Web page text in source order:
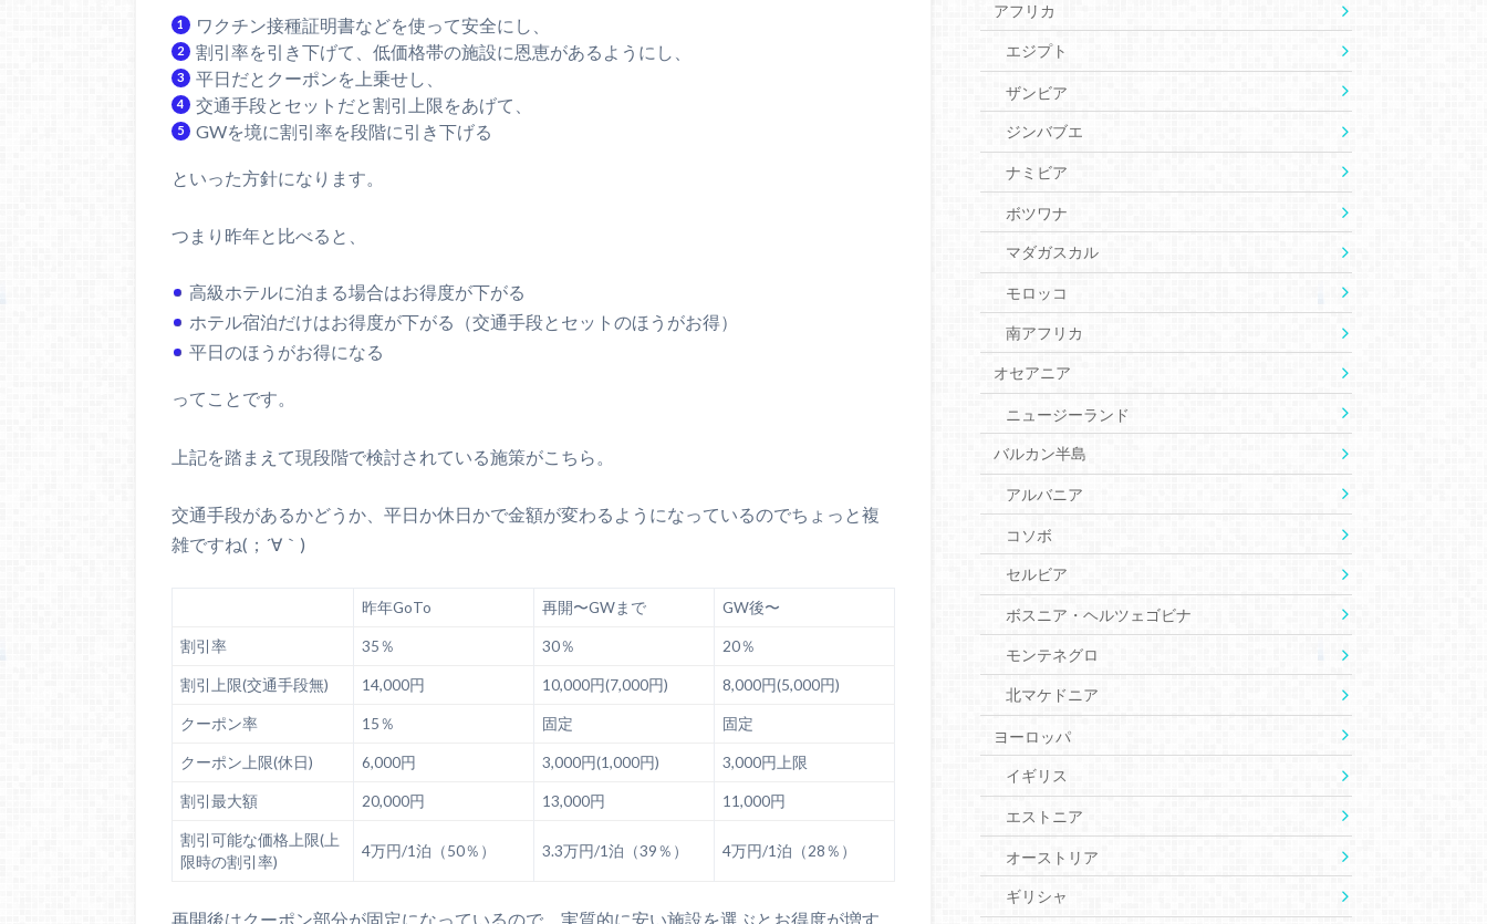
ワクチン接種証明書などを使って安全にし、
割引率を引き下げて、低価格帯の施設に恩恵があるようにし、
平日だとクーポンを上乗せし、
交通手段とセットだと割引上限をあげて、
GWを境に割引率を段階に引き下げる
といった方針になります。
つまり昨年と比べると、
高級ホテルに泊まる場合はお得度が下がる
ホテル宿泊だけはお得度が下がる（交通手段とセットのほうがお得）
平日のほうがお得になる
ってことです。
上記を踏まえて現段階で検討されている施策がこちら。
交通手段があるかどうか、平日か休日かで金額が変わるようになっているのでちょっと複
雑ですね(；´∀｀)
昨年GoTo 再開〜GWまで GW後〜
割引率 35％ 30％ 20％
割引上限(交通手段無) 14,000円 10,000円(7,000円) 8,000円(5,000円)
クーポン率 15％ 固定 固定
クーポン上限(休日) 6,000円 3,000円(1,000円) 3,000円上限
割引最大額 20,000円 13,000円 11,000円
割引可能な価格上限(上
限時の割引率)
4万円/1泊（50％） 3.3万円/1泊（39％） 4万円/1泊（28％）
再開後はクーポン部分が固定になっているので、実質的に安い施設を選ぶとお得度が増す
アフリカ
エジプト
ザンビア
ジンバブエ
ナミビア
ボツワナ
マダガスカル
モロッコ
南アフリカ
オセアニア
ニュージーランド
バルカン半島
アルバニア
コソボ
セルビア
ボスニア・ヘルツェゴビナ
モンテネグロ
北マケドニア
ヨーロッパ
イギリス
エストニア
オーストリア
ギリシャ